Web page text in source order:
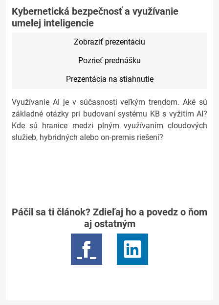
Kybernetická bezpečnosť a využívanie
umelej inteligencie
Zobraziť prezentáciu
Pozrieť prednášku
Prezentácia na stiahnutie
Využívanie AI je v súčasnosti veľkým trendom. Aké sú
základné otázky pri budovaní systému KB s vyžitím AI?
Kde sú hranice medzi plným využívaním cloudových
služieb, hybridných alebo on-premis riešení?
Páčil sa ti článok? Zdieľaj ho a povedz o ňom
aj ostatným